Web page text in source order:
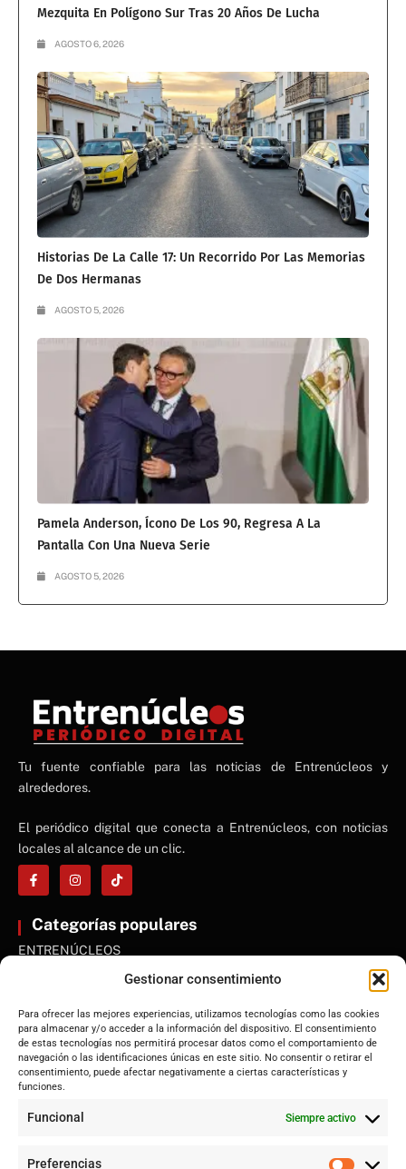
Gestionar consentimiento
Para ofrecer las mejores experiencias, utilizamos tecnologías como las cookies
para almacenar y/o acceder a la información del dispositivo. El consentimiento
de estas tecnologías nos permitirá procesar datos como el comportamiento de
navegación o las identificaciones únicas en este sitio. No consentir o retirar el
consentimiento, puede afectar negativamente a ciertas características y
funciones.
Funcional Siempre activo
Preferencias
Mezquita En Polígono Sur Tras 20 Años De Lucha
AGOSTO 6, 2026
Historias De La Calle 17: Un Recorrido Por Las Memorias
De Dos Hermanas
AGOSTO 5, 2026
Pamela Anderson, Ícono De Los 90, Regresa A La
Pantalla Con Una Nueva Serie
AGOSTO 5, 2026
NE
NEWS ELEMENTOR
Tu fuente confiable para las noticias de Entrenúcleos y
alrededores.
El periódico digital que conecta a Entrenúcleos, con noticias
locales al alcance de un clic.
Categorías populares
ENTRENÚCLEOS
Andalucía
Internacional
Tecnología
Sociedad